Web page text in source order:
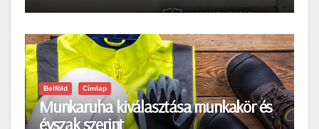
Belföld Címlap
Munkaruha kiválasztása munkakör és
évszak szerint